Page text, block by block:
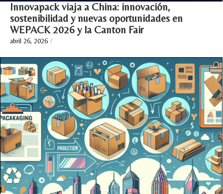
Innovapack viaja a China: innovación,
sostenibilidad y nuevas oportunidades en
WEPACK 2026 y la Canton Fair
abril 26, 2026 /